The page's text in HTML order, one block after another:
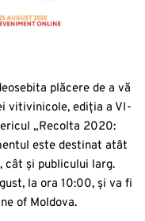
plăcere de a vă
vitivinicole, ediția a VI-
„Recolta 2020:
este destinat atât
și publicului larg.
la ora 10:00, și va fi
of Moldova.